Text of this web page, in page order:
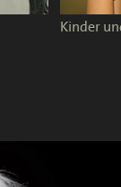
Kinder